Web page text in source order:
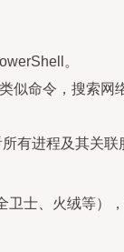
。
似命令，搜索网
所有进程及其关联
士、火绒等）